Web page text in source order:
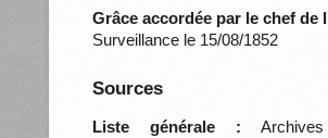
Grâce accordée par le chef de
Surveillance le 15/08/1852
Sources
Liste générale : Archives